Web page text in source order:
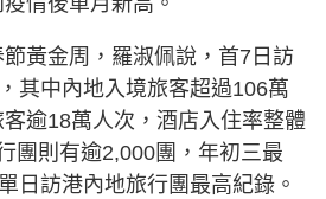
黃金周，羅淑佩說，首7日訪
其中內地入境旅客超過106萬
逾18萬人次，酒店入住率整體
團則有逾2,000團，年初三最
日訪港內地旅行團最高紀錄。